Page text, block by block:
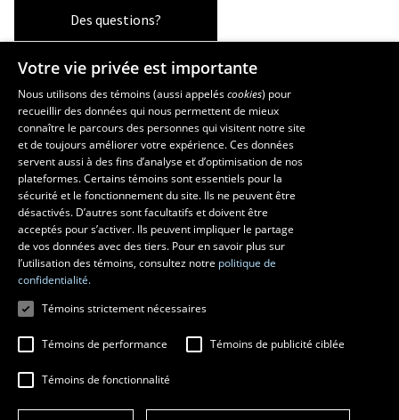
Des questions?
Les écoles et la recherche
École supérieure d’aménagement du territoire et de développement
régional
École d’architecture
École d’art
École de design
Centre de recherche en aménagement et développement
© 2026 Université Laval Tous droits réservés
Votre vie privée est importante
Nous utilisons des témoins (aussi appeléscookies) pour
recueillir des données qui nous permettent de mieux
connaître le parcours des personnes qui visitent notre site
et de toujours améliorer votre expérience. Ces données
servent aussi à des fins d’analyse et d’optimisation de nos
plateformes. Certains témoins sont essentiels pour la
sécurité et le fonctionnement du site. Ils ne peuvent être
désactivés. D’autres sont facultatifs et doivent être
acceptés pour s’activer. Ils peuvent impliquer le partage
de vos données avec des tiers. Pour en savoir plus sur
l’utilisation des témoins, consultez notre politique de
confidentialité.
Témoins strictement nécessaires
Témoins de performance Témoins de publicité ciblée
Témoins de fonctionnalité